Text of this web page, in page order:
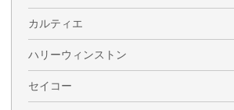
カルティエ
ハリーウィンストン
セイコー